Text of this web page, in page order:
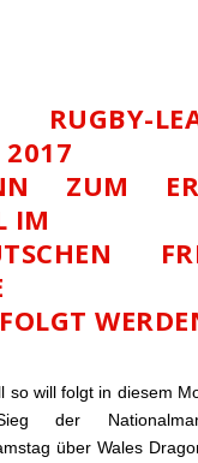
RUGBY-
ZUM
IM
so will folgt in diesem
der
über Wales